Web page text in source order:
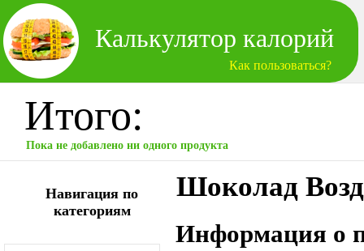
Калькулятор калорий
Как пользоваться?
Итого:
Пока не добавлено ни одного продукта
Навигация по
категориям
Шоколад
Информация о